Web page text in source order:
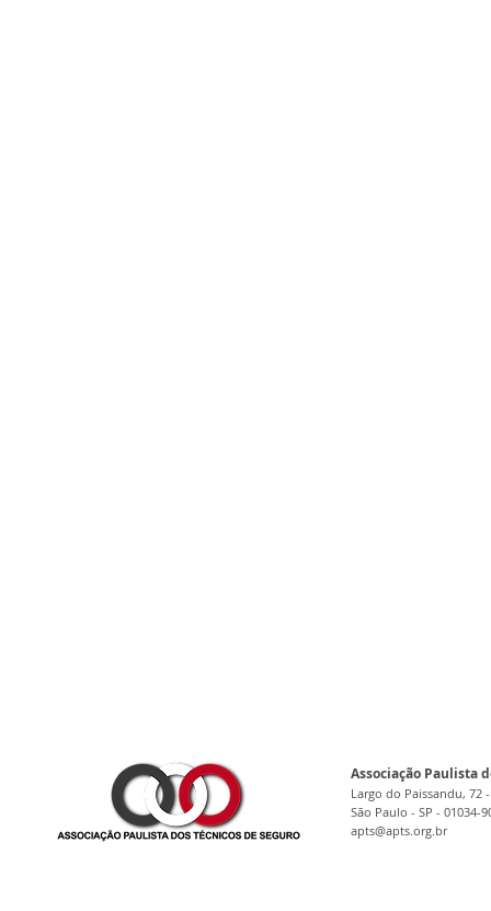
Associação Paulista
Largo do Paissandu, 72
São Paulo - SP - 01034-
apts@apts.org.br